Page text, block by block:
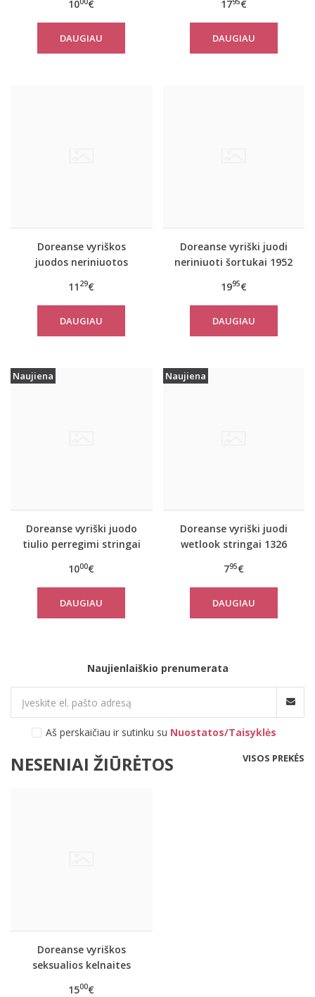
10 €
DAUGIAU
17 €
DAUGIAU
Doreanse vyriškos
juodos neriniuotos
11 29€
DAUGIAU
Doreanse vyriški juodi
neriniuoti šortukai 1952
1995€
DAUGIAU
Naujiena
Doreanse vyriški juodo
tiulio perregimi stringai
1000€
DAUGIAU
Naujiena
Doreanse vyriški juodi
wetlook stringai 1326
795€
DAUGIAU
Naujienlaiškio prenumerata
Aš perskaičiau ir sutinku su Nuostatos/Taisyklės
NESENIAI ŽIŪRĖTOS VISOS PREKĖS
Doreanse vyriškos
seksualios kelnaites
1500€